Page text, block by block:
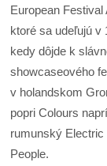
European
ktoré sa udeľujú v
kedy dôjde k
showcaseového
v holandskom
popri Colours
rumunský
People.